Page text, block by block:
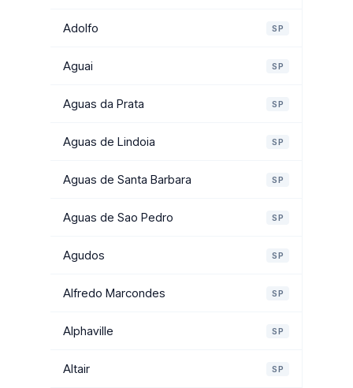
Adolfo SP
Aguai SP
Aguas da Prata SP
Aguas de Lindoia SP
Aguas de Santa Barbara SP
Aguas de Sao Pedro SP
Agudos SP
Alfredo Marcondes SP
Alphaville SP
Altair SP